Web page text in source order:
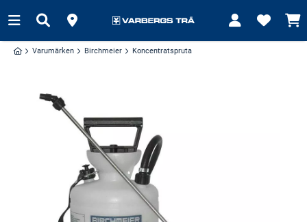
Varumärken Birchmeier Koncentratspruta